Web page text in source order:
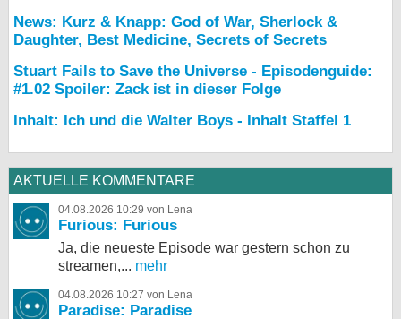
News: Kurz & Knapp: God of War, Sherlock &
Daughter, Best Medicine, Secrets of Secrets
Stuart Fails to Save the Universe - Episodenguide:
#1.02 Spoiler: Zack ist in dieser Folge
Inhalt: Ich und die Walter Boys - Inhalt Staffel 1
AKTUELLE KOMMENTARE
04.08.2026 10:29 von Lena
Furious: Furious
Ja, die neueste Episode war gestern schon zu
streamen,... mehr
04.08.2026 10:27 von Lena
Paradise: Paradise